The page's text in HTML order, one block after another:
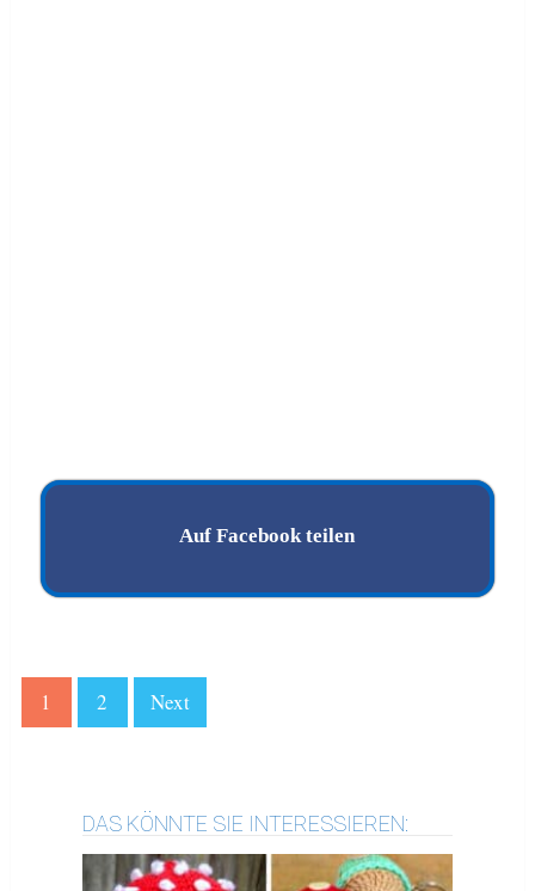
Auf Facebook teilen
1 2 Next
DAS KÖNNTE SIE INTERESSIEREN: